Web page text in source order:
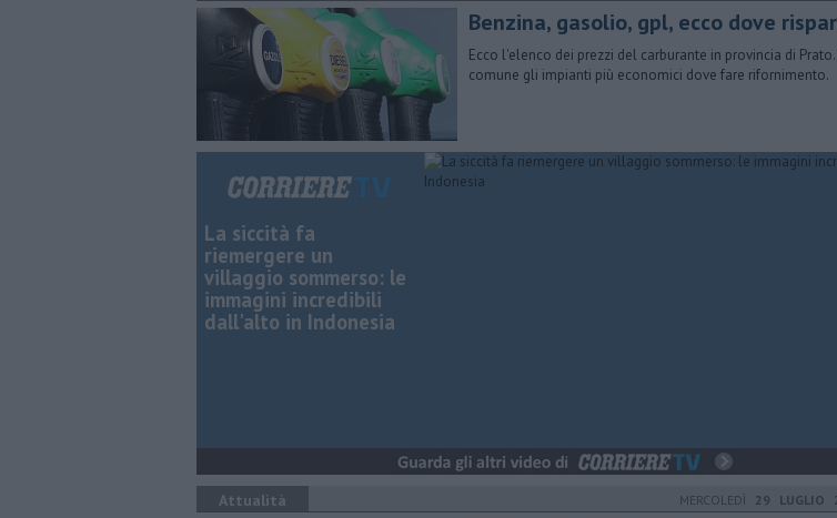
​Benzina, gasolio, gpl, ecco dove
Ecco l'elenco dei prezzi del carburante in provincia di
comune gli impianti più economici dove fare rifornimento.
La siccità fa
riemergere un
villaggio sommerso: le
immagini incredibili
dall'alto in Indonesia
Attualità MERCOLEDÌ 29 LUGLIO